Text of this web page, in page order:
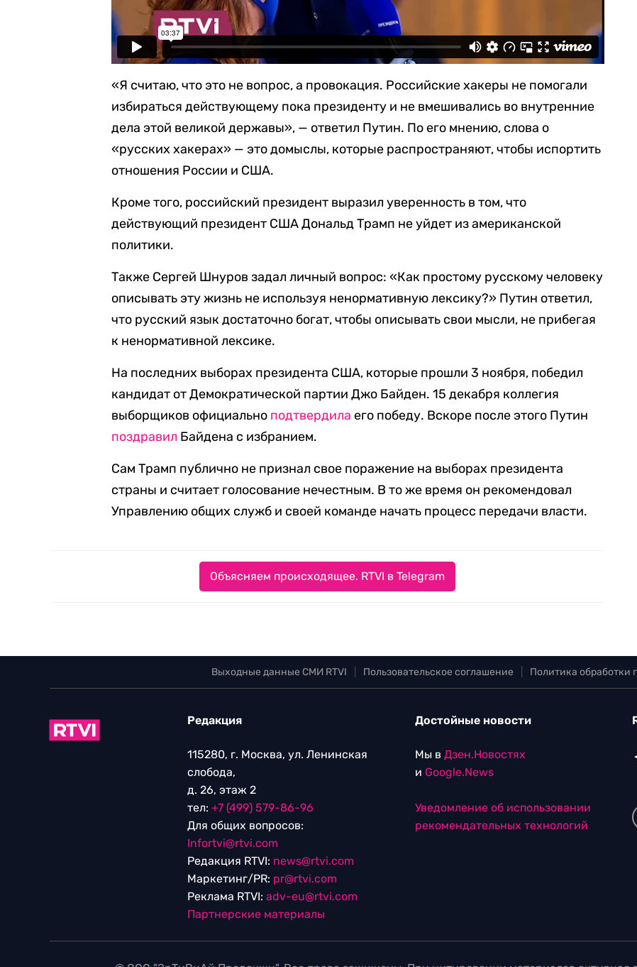
«Я считаю, что это не вопрос, а провокация. Российские хакеры не помогали
избираться действующему пока президенту и не вмешивались во внутренние
дела этой великой державы», — ответил Путин. По его мнению, слова о
«русских хакерах» — это домыслы, которые распространяют, чтобы испортить
отношения России и США.
Кроме того, российский президент выразил уверенность в том, что
действующий президент США Дональд Трамп не уйдет из американской
политики.
Также Сергей Шнуров задал личный вопрос: «Как простому русскому человеку
описывать эту жизнь не используя ненормативную лексику?» Путин ответил,
что русский язык достаточно богат, чтобы описывать свои мысли, не прибегая
к ненормативной лексике.
На последних выборах президента США, которые прошли 3 ноября, победил
кандидат от Демократической партии Джо Байден. 15 декабря коллегия
выборщиков официально подтвердила его победу. Вскоре после этого Путин
поздравил Байдена с избранием.
Сам Трамп публично не признал свое поражение на выборах президента
страны и считает голосование нечестным. В то же время он рекомендовал
Управлению общих служб и своей команде начать процесс передачи власти.
Объясняем происходящее. RTVI в Telegram
Выходные данные СМИ RTVI Пользовательское соглашение Политика обработки
Редакция
115280, г. Москва, ул. Ленинская
слобода,
д. 26, этаж 2
тел: +7 (499) 579-86-96
Для общих вопросов:
Infortvi@rtvi.com
Редакция RTVI: news@rtvi.com
Маркетинг/PR: pr@rtvi.com
Реклама RTVI: adv-eu@rtvi.com
Партнерские материалы
Достойные новости
Мы в Дзен.Новостях
и Google.News
Уведомление об использовании
рекомендательных технологий